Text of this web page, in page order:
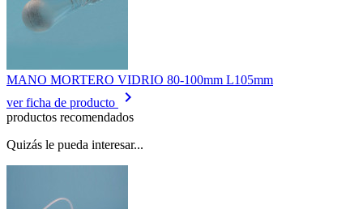
MANO MORTERO VIDRIO 80-100mm L105mm
ver ficha de producto
keyboard_arrow_right
productos recomendados
Quizás le pueda interesar...